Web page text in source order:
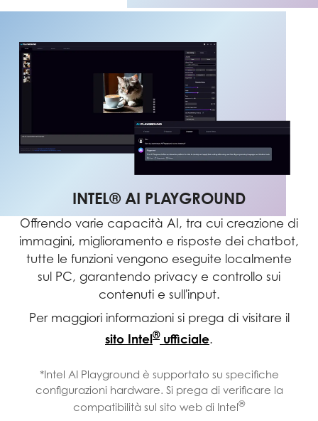
INTEL® AI PLAYGROUND
Offrendo varie capacità AI, tra cui creazione di
immagini, miglioramento e risposte dei chatbot,
tutte le funzioni vengono eseguite localmente
sul PC, garantendo privacy e controllo sui
contenuti e sull'input.
Per maggiori informazioni si prega di visitare il
sito Intel®ufficiale.
*Intel AI Playground è supportato su specifiche
configurazioni hardware. Si prega di verificare la
compatibilità sul sito web di Intel®